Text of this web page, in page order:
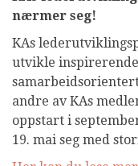
nærmer seg!
KAs
utvikle
andre av KAs
oppstart i
19. mai seg med